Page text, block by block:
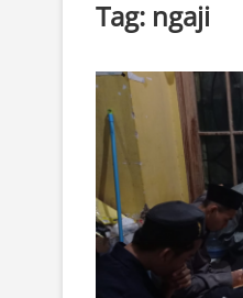
Tag: ngaji